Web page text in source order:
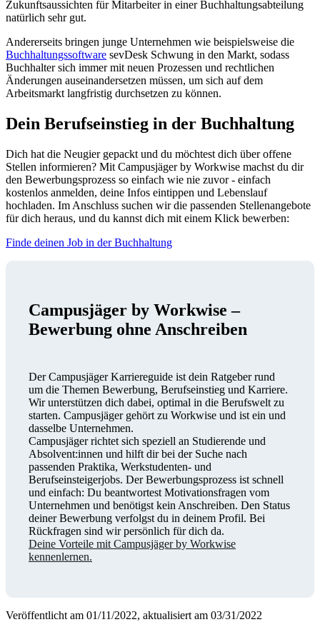
Zukunftsaussichten für Mitarbeiter in einer Buchhaltungsabteilung
natürlich sehr gut.
Andererseits bringen junge Unternehmen wie beispielsweise die
Buchhaltungssoftware sevDesk Schwung in den Markt, sodass
Buchhalter sich immer mit neuen Prozessen und rechtlichen
Änderungen auseinandersetzen müssen, um sich auf dem
Arbeitsmarkt langfristig durchsetzen zu können.
Dein Berufseinstieg in der Buchhaltung
Dich hat die Neugier gepackt und du möchtest dich über offene
Stellen informieren? Mit Campusjäger by Workwise machst du dir
den Bewerbungsprozess so einfach wie nie zuvor - einfach
kostenlos anmelden, deine Infos eintippen und Lebenslauf
hochladen. Im Anschluss suchen wir die passenden Stellenangebote
für dich heraus, und du kannst dich mit einem Klick bewerben:
Finde deinen Job in der Buchhaltung
Campusjäger by Workwise –
Bewerbung ohne Anschreiben
Der Campusjäger Karriereguide ist dein Ratgeber rund
um die Themen Bewerbung, Berufseinstieg und Karriere.
Wir unterstützen dich dabei, optimal in die Berufswelt zu
starten. Campusjäger gehört zu Workwise und ist ein und
dasselbe Unternehmen.
Campusjäger richtet sich speziell an Studierende und
Absolvent:innen und hilft dir bei der Suche nach
passenden Praktika, Werkstudenten- und
Berufseinsteigerjobs. Der Bewerbungsprozess ist schnell
und einfach: Du beantwortest Motivationsfragen vom
Unternehmen und benötigst kein Anschreiben. Den Status
deiner Bewerbung verfolgst du in deinem Profil. Bei
Rückfragen sind wir persönlich für dich da.
Deine Vorteile mit Campusjäger by Workwise
kennenlernen.
Veröffentlicht am 01/11/2022, aktualisiert am 03/31/2022